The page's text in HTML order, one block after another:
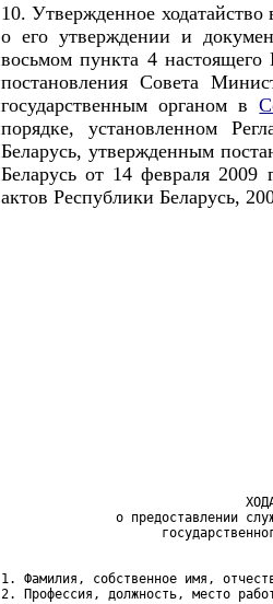
10. Утвержденное
о его утверждении и
восьмом пункта 4
постановления Совета
государственным органом в
порядке, установленном
Беларусь, утвержденным
Беларусь от 14 февраля
актов Республики Беларусь,
о предоставлении
1. Фамилия, собственное имя,
2. Профессия, должность, место